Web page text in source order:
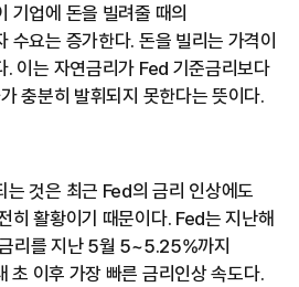
기업에 돈을 빌려줄 때의
수요는 증가한다. 돈을 빌리는 가격이
. 이는 자연금리가 Fed 기준금리보다
충분히 발휘되지 못한다는 뜻이다.
는 것은 최근 Fed의 금리 인상에도
히 활황이기 때문이다. Fed는 지난해
리를 지난 5월 5~5.25%까지
초 이후 가장 빠른 금리인상 속도다.